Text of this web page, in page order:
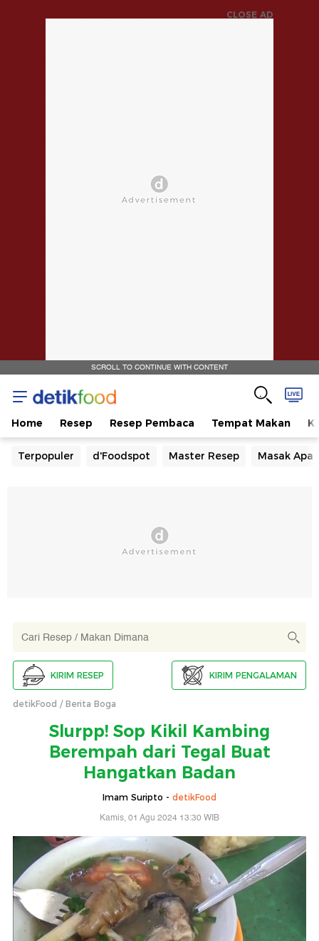
CLOSE AD
SCROLL TO CONTINUE WITH CONTENT
Home Resep Resep Pembaca Tempat Makan
Terpopuler d'Foodspot Master Resep Masak Apa
KIRIM RESEP KIRIM PENGALAMAN
detikFood Berita Boga
Slurpp! Sop Kikil Kambing
Berempah dari Tegal Buat
Hangatkan Badan
Imam Suripto - detikFood
Kamis, 01 Agu 2024 13:30 WIB